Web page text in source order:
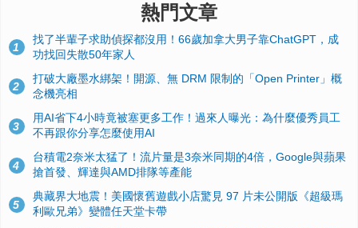
熱門文章
1
找了半輩子求助偵探都沒用！66歲加拿大男子靠ChatGPT，成
功找回失散50年家人
2
打破大廠墨水綁架！開源、無 DRM 限制的「Open Printer」概
念機亮相
3
用AI省下4小時竟被塞更多工作！過來人曝光：為什麼優秀員工
不再跟你分享怎麼使用AI
4
台積電2奈米太猛了！流片量是3奈米同期的4倍，Google與蘋果
搶首發、輝達與AMD排隊等產能
5
典藏界大地震！美國懷舊遊戲小店驚見 97 片未公開版《超級瑪
利歐兄弟》變體任天堂卡帶